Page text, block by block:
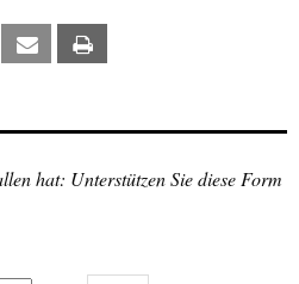
Xing Email
hat: Unterstützen Sie diese Form